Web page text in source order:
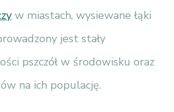
w miastach, wysiewane łąki
jest stały
pszczół w środowisku oraz
na ich populację.